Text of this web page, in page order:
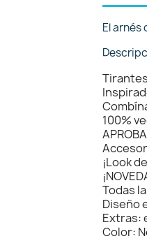
El
100%
¡Look
Todas
Diseño
Extras:
Color: